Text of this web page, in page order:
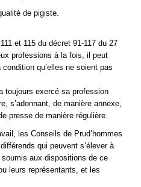
de pigiste.
et 115 du décret 91-117 du 27
professions à la fois, il peut
qu’elles ne soient pas
toujours exercé sa profession
s’adonnant, de manière annexe,
presse de manière régulière.
les Conseils de Prud’hommes
qui peuvent s’élever à
soumis aux dispositions de ce
leurs représentants, et les